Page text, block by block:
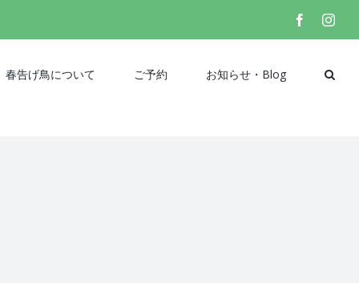
facebook
春告げ鳥について ご予約 お知らせ・Blog